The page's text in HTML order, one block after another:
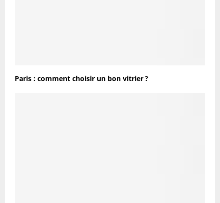
Paris : comment choisir un bon vitrier ?